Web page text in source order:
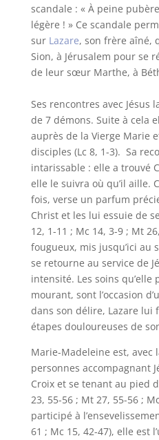
scandale : « À peine
légère ! » Ce scandale
sur Lazare, son frère aîné,
Sion, à Jérusalem pour se
de leur sœur Marthe, à
Ses rencontres avec Jésus
de 7 démons. Suite à cela
auprès de la Vierge Marie
disciples (Lc 8, 1-3). Sa
intarissable : elle a trouvé
elle le suivra où qu’il aille.
fois, verse un parfum
Christ et les lui essuie de
12, 1-11 ; Mc 14, 3-9 ; Mt
fougueux, mis jusqu’ici au
se retourne au service de
intensité. Les soins qu’elle
mourant, sont l’occasion
dans son délire, Lazare lui
étapes douloureuses de
Marie-Madeleine est, avec
personnes accompagnant
Croix et se tenant au pied
23, 55-56 ; Mt 27, 55-56 ;
participé à
61 ; Mc 15, 42-47), elle est